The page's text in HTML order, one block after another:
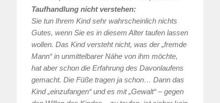
Taufhandlung nicht verstehen:
Sie tun Ihrem Kind sehr wahrscheinlich nichts
Gutes, wenn Sie es in diesem Alter taufen lassen
wollen. Das Kind versteht nicht, was der „fremde
Mann“ in unmittelbarer Nähe von ihm möchte,
hat aber schon die Erfahrung des Davonlaufens
gemacht. Die Füße tragen ja schon… Dann das
Kind „einzufangen“ und es mit „Gewalt“ – gegen